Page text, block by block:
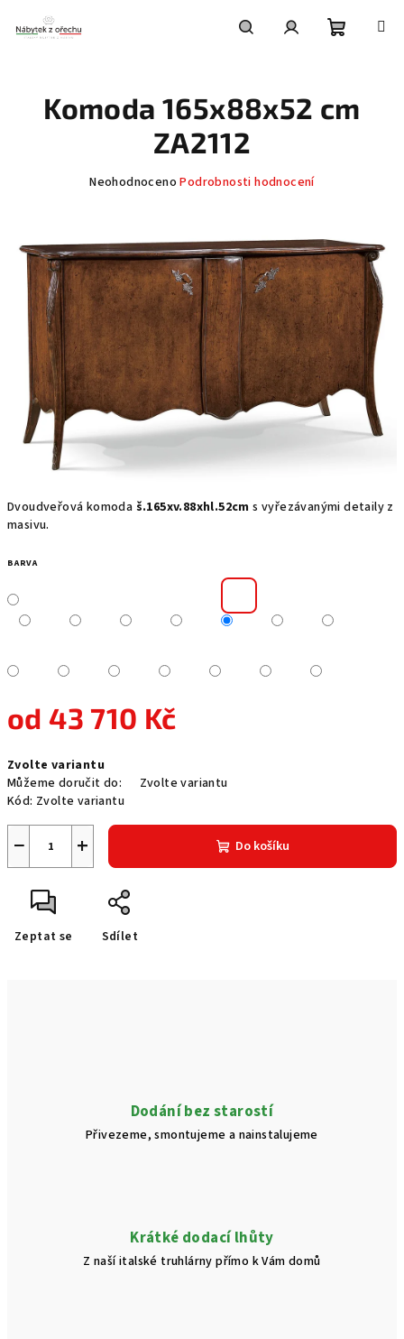
obsah
košík
Dvoudveřová komoda š.165xv.88xhl.52cms vyřezávanými detaily z
masivu.
BARVA
od43 710 Kč
cena:
Zvolte variantu
Můžeme doručit do:
Zvolte variantu
Kód: Zvolte variantu
+
− Do košíku
Zeptat se Sdílet
Komoda 165x88x52 cm
ZA2112
Průměrné
0,0
z
5
hvězdiček.
Neohodnoceno Podrobnosti hodnocení
Dodání bez starostí
Přivezeme, smontujeme a nainstalujeme
Krátké dodací lhůty
Z naší italské truhlárny přímo k Vám domů